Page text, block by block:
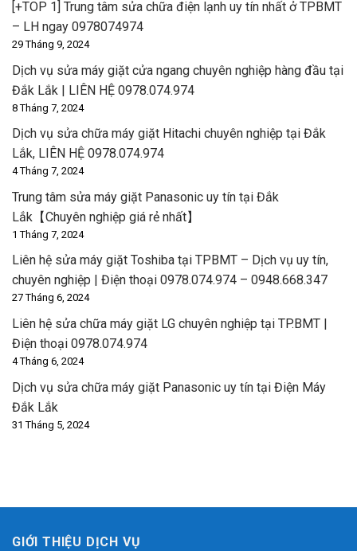
[+TOP 1] Trung tâm sửa chữa điện lạnh uy tín nhất ở TPBMT
– LH ngay 0978074974
29 Tháng 9, 2024
Dịch vụ sửa máy giặt cửa ngang chuyên nghiệp hàng đầu tại
Đắk Lắk | LIÊN HỆ 0978.074.974
8 Tháng 7, 2024
Dịch vụ sửa chữa máy giặt Hitachi chuyên nghiệp tại Đắk
Lắk, LIÊN HỆ 0978.074.974
4 Tháng 7, 2024
Trung tâm sửa máy giặt Panasonic uy tín tại Đắk
Lắk【Chuyên nghiệp giá rẻ nhất】
1 Tháng 7, 2024
Liên hệ sửa máy giặt Toshiba tại TPBMT – Dịch vụ uy tín,
chuyên nghiệp | Điện thoại 0978.074.974 – 0948.668.347
27 Tháng 6, 2024
Liên hệ sửa chữa máy giặt LG chuyên nghiệp tại TP.BMT |
Điện thoại 0978.074.974
4 Tháng 6, 2024
Dịch vụ sửa chữa máy giặt Panasonic uy tín tại Điện Máy
Đắk Lắk
31 Tháng 5, 2024
GIỚI THIỆU DỊCH VỤ